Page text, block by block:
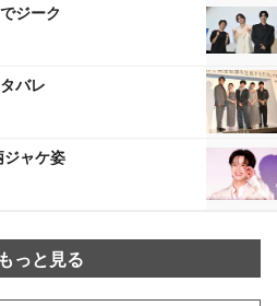
ジーク
バレ
ャケ姿
もっと見る